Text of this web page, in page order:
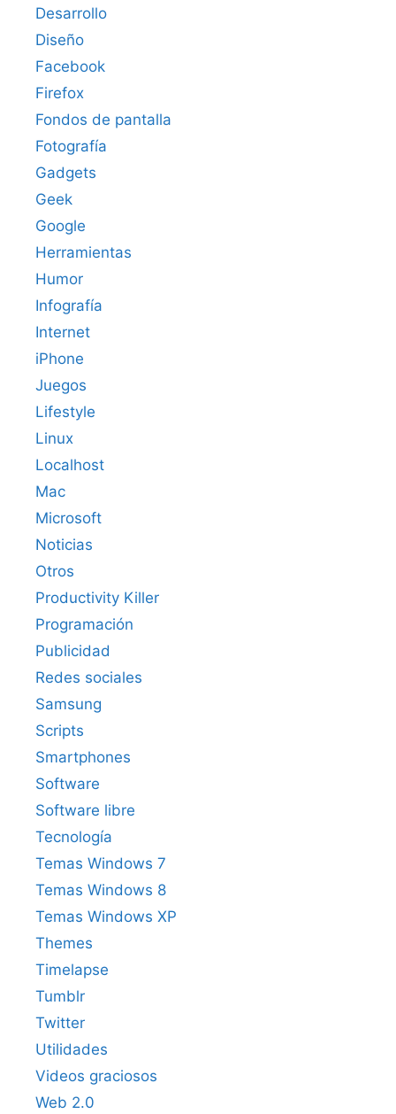
Desarrollo
Diseño
Facebook
Firefox
Fondos de pantalla
Fotografía
Gadgets
Geek
Google
Herramientas
Humor
Infografía
Internet
iPhone
Juegos
Lifestyle
Linux
Localhost
Mac
Microsoft
Noticias
Otros
Productivity Killer
Programación
Publicidad
Redes sociales
Samsung
Scripts
Smartphones
Software
Software libre
Tecnología
Temas Windows 7
Temas Windows 8
Temas Windows XP
Themes
Timelapse
Tumblr
Twitter
Utilidades
Videos graciosos
Web 2.0